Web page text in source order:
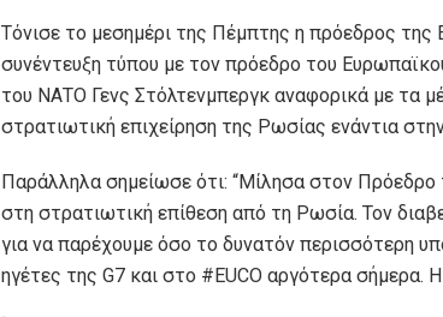
Τόνισε το μεσημέρι της Πέμπτης η πρόεδρος
συνέντευξη τύπου με τον πρόεδρο του
του ΝΑΤΟ Γενς Στόλτενμπεργκ αναφορικά με τα
στρατιωτική επιχείρηση της Ρωσίας ενάντια
Παράλληλα σημείωσε ότι: “Μίλησα στον
στη στρατιωτική επίθεση από τη Ρωσία. Τον
για να παρέχουμε όσο το δυνατόν περισσότερη
ηγέτες της G7 και στο #EUCO αργότερα σήμερα.